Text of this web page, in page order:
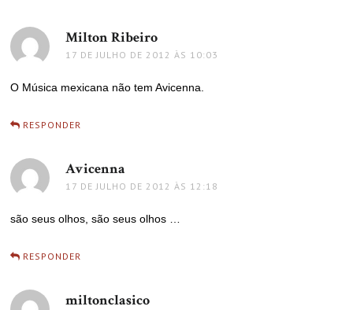
Milton Ribeiro
17 DE JULHO DE 2012 ÀS 10:03
O Música mexicana não tem Avicenna.
RESPONDER
Avicenna
17 DE JULHO DE 2012 ÀS 12:18
são seus olhos, são seus olhos …
RESPONDER
miltonclasico